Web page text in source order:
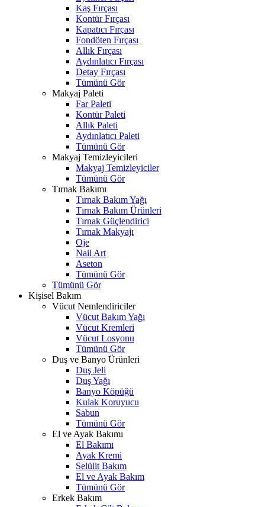
Kaş Fırçası
Kontür Fırçası
Kapatıcı Fırçası
Fondöten Fırçası
Allık Fırçası
Aydınlatıcı Fırçası
Detay Fırçası
Tümünü Gör
Makyaj Paleti
Far Paleti
Kontür Paleti
Allık Paleti
Aydınlatıcı Paleti
Tümünü Gör
Makyaj Temizleyicileri
Makyaj Temizleyiciler
Tümünü Gör
Tırnak Bakımı
Tırnak Bakım Yağı
Tırnak Bakım Ürünleri
Tırnak Güçlendirici
Tırnak Makyajı
Oje
Nail Art
Aseton
Tümünü Gör
Tümünü Gör
Kişisel Bakım
Vücut Nemlendiriciler
Vücut Bakım Yağı
Vücut Kremleri
Vücut Losyonu
Tümünü Gör
Duş ve Banyo Ürünleri
Duş Jeli
Duş Yağı
Banyo Köpüğü
Kulak Koruyucu
Sabun
Tümünü Gör
El ve Ayak Bakımı
El Bakımı
Ayak Kremi
Selülit Bakım
El ve Ayak Bakım
Tümünü Gör
Erkek Bakım